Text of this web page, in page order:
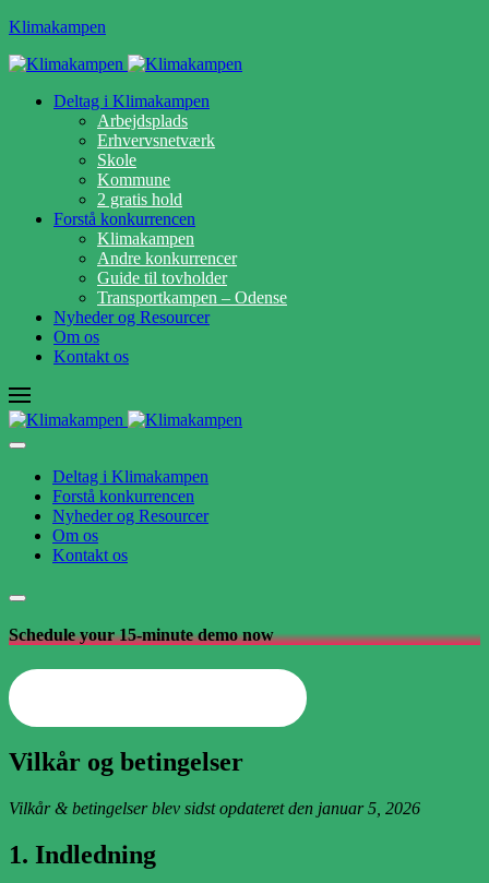
Klimakampen
Deltag i Klimakampen
Arbejdsplads
Erhvervsnetværk
Skole
Kommune
2 gratis hold
Forstå konkurrencen
Klimakampen
Andre konkurrencer
Guide til tovholder
Transportkampen – Odense
Nyheder og Resourcer
Om os
Kontakt os
Deltag i Klimakampen
Forstå konkurrencen
Nyheder og Resourcer
Om os
Kontakt os
Schedule your 15-minute demo now
Vilkår og betingelser
Vilkår & betingelser blev sidst opdateret den januar 5, 2026
1. Indledning